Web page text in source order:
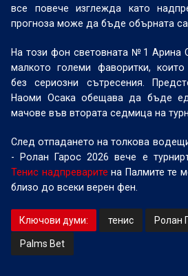
все повече изглежда като
прогноза може да бъде обърната
На този фон световната №1 Арина
малкото големи фаворитки,
без сериозни сътресения.
Наоми Осака обещава да бъде
мачове във втората седмица на
След отпадането на толкова
- Ролан Гарос 2026 вече е
Тенис надпреварите на Палмите те
близо до всеки верен фен.
Ключови думи: тенис Ролан
Palms Bet